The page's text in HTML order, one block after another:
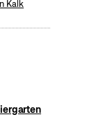
Kalk